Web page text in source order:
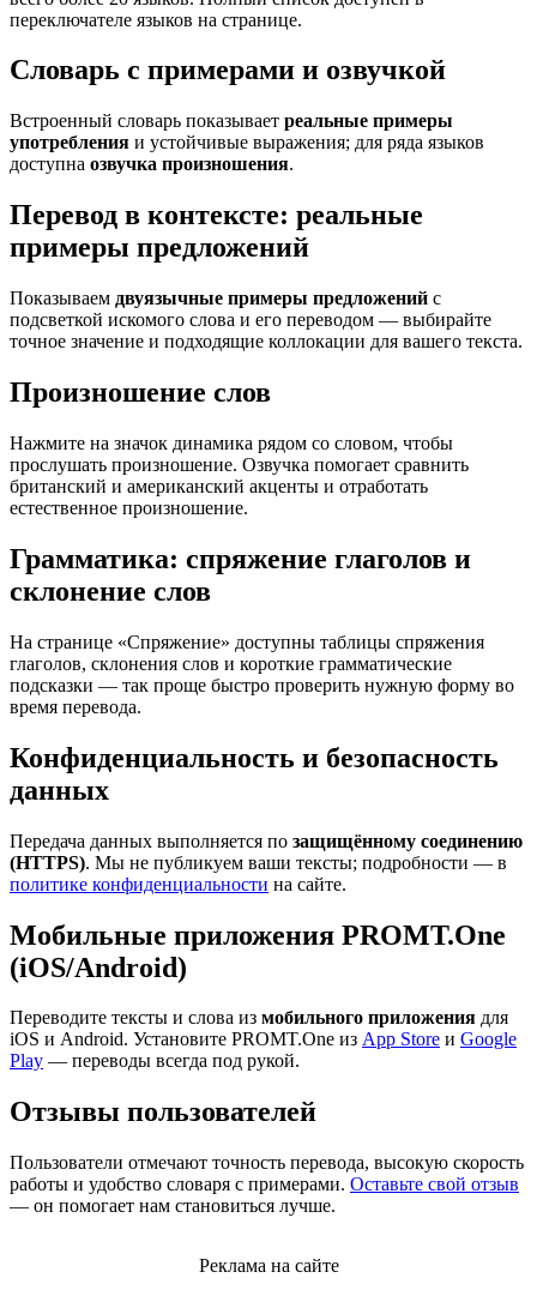
переключателе языков на странице.
Словарь с примерами и озвучкой
Встроенный словарь показывает реальные примеры
употребления и устойчивые выражения; для ряда языков
доступна озвучка произношения.
Перевод в контексте: реальные
примеры предложений
Показываем двуязычные примеры предложений с
подсветкой искомого слова и его переводом — выбирайте
точное значение и подходящие коллокации для вашего текста.
Произношение слов
Нажмите на значок динамика рядом со словом, чтобы
прослушать произношение. Озвучка помогает сравнить
британский и американский акценты и отработать
естественное произношение.
Грамматика: спряжение глаголов и
склонение слов
На странице «Спряжение» доступны таблицы спряжения
глаголов, склонения слов и короткие грамматические
подсказки — так проще быстро проверить нужную форму во
время перевода.
Конфиденциальность и безопасность
данных
Передача данных выполняется по защищённому соединению
(HTTPS). Мы не публикуем ваши тексты; подробности — в
политике конфиденциальности на сайте.
Мобильные приложения PROMT.One
(iOS/Android)
Переводите тексты и слова из мобильного приложения для
iOS и Android. Установите PROMT.One из App Store и Google
Play — переводы всегда под рукой.
Отзывы пользователей
Пользователи отмечают точность перевода, высокую скорость
работы и удобство словаря с примерами. Оставьте свой отзыв
— он помогает нам становиться лучше.
Реклама на сайте